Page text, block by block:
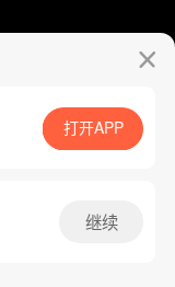
App免费看
打开APP
继续